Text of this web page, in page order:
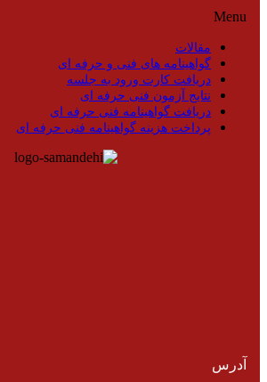
Menu
مقالات
گواهینامه های فنی و حرفه ای
دریافت کارت ورود به جلسه
نتایج آزمون فنی حرفه ای
دریافت گواهینامه فنی حرفه ای
پرداخت هزینه گواهینامه فنی حرفه ای
آدرس